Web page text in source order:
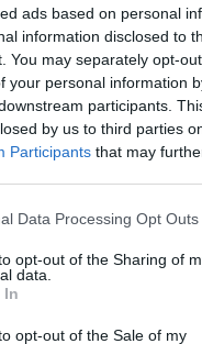
ads based on personal
information disclosed to
You may separately opt-
your personal information
participants.
by us to third parties
Participants that may
that this website/app uses
your visit or usage
consent to Google and its
for below specified
Data Processing Opt Outs
opt-out of the Sharing of
data.
In
opt-out of the Sale of my
«Έντικ»: Η νέα
του «Ζαμπόν»
ρωσόφωνη μαφία